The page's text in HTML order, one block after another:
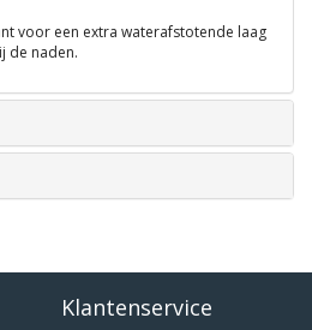
voor een extra waterafstotende laag
de naden.
Klantenservice